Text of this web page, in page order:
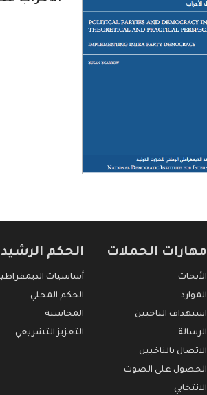
مهارات الحملات
الأبحاث
الموارد
استهداف الناخبين
الرسالة
الاتصال بالناخبين
الحصول على الصوت
الانتخابي
الحكم الرشيد
أساسيات
الحكم المحلي
المحاسبة
التعزيز التشريعي